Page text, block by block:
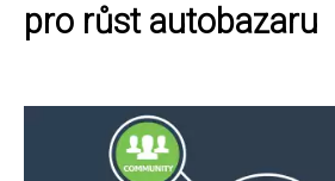
pro růst autobazaru